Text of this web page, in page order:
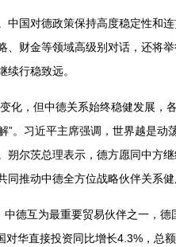
国对德政策保持高度稳定性和
财金等领域高级别对话，还将
行稳致远。
，但中德关系始终稳健发展，
。习近平主席强调，世界越是
尔茨总理表示，德方愿同中方
推动中德全方位战略伙伴关系健
德互为最重要贸易伙伴之一，
华直接投资同比增长4.3%，总